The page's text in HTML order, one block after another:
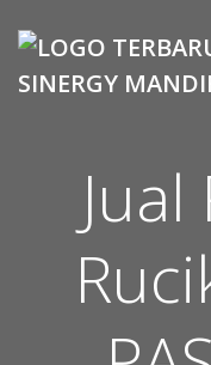
Jual